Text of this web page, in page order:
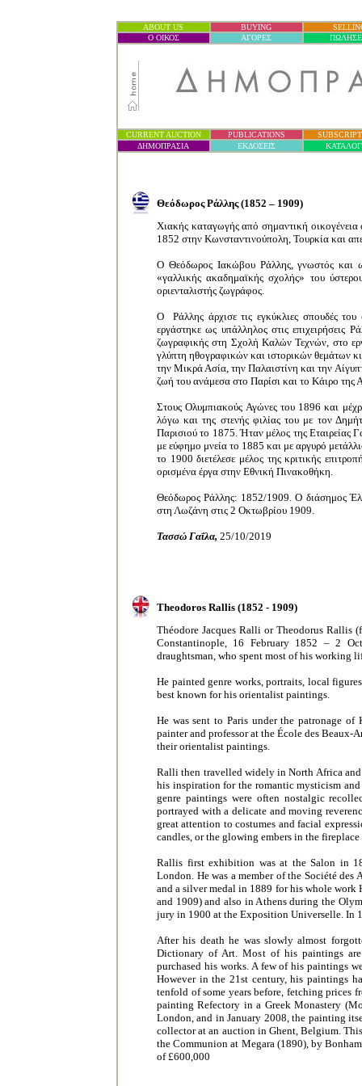
ABOUT US BUYING
Ο ΟΙΚΟΣ
ΑΓΟΡΕΣ
CURRENT AUCTION PUBLICATIONS
ΔΗΜΟΠΡΑΣΙΑ ΕΚΔΟΣΕΙΣ
Θεόδωρος Ράλλης (1852 – 1909)
Χιακής καταγωγής από σημαντική
1852 στην Κωνσταντινούπολη, Τουρκία και
Ο Θεόδωρος Ιακώβου Ράλλης, γνωστός
«γαλλικής ακαδημαϊκής σχολής» του
οριενταλιστής ζωγράφος.
Ο
Ράλλης άρχισε τις εγκύκλιες σπουδές
εργάστηκε ως υπάλληλος στις
ζωγραφικής στη Σχολή Καλὠν Τεχνών, στο
γλύπτη ηθογραφικών και ιστορικών θεμάτων
την Μικρά Ασία, την Παλαιστίνη και την
ζωή του ανάμεσα στο Παρίσι και το Κάιρο της
Στους Ολυμπιακούς Αγώνες του 1896 και
λόγω και της στενής φιλίας του με τον
Παρισιού το 1875. Ήταν μέλος της
με εύφημο μνεία το 1885 και με αργυρό
το 1900 διετέλεσε μέλος της κριτικής
ορισμένα έργα στην Εθνική Πινακοθήκη.
Θεόδωρος Ράλλης: 1852/1909. Ο διάσημος
στη Λωζάνη στις 2 Οκτωβρίου 1909.
Τασσώ Γαΐλα, 25/10/2019
Theodoros Rallis (1852 - 1909)
Théodore Jacques Ralli or Theodorus Rallis
Constantinople, 16 February 1852 – 2
draughtsman, who spent most of his working
He painted genre works, portraits, local
best known for his orientalist paintings.
He was sent to Paris under the patronage of
painter and professor at the École des
their orientalist paintings.
Ralli then travelled widely in North Africa
his inspiration for the romantic mysticism
genre paintings were often nostalgic
portrayed with a delicate and moving
great attention to costumes and facial
candles, or the glowing embers in the
Rallis first exhibition was at the Salon in
London. He was a member of the Société
and a silver medal in 1889 for his whole
and 1909) and also in Athens during the
jury in 1900 at the Exposition Universelle. In
After his death he was slowly almost
Dictionary of Art. Most of his paintings
purchased his works. A few of his paintings
However in the 21st century, his paintings
tenfold of some years before, fetching prices
painting Refectory in a Greek Monastery
London, and in January 2008, the painting
collector at an auction in Ghent, Belgium.
the Communion at Megara (1890), by
of £600,000